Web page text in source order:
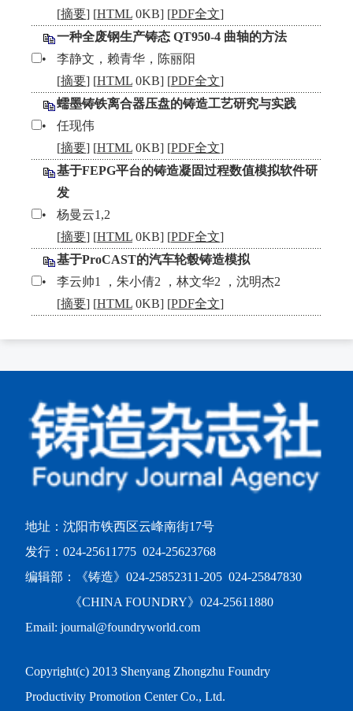
[摘要] [HTML 0KB] [PDF全文]
一种全废钢生产铸态 QT950-4 曲轴的方法
•
李静文，赖青华，陈丽阳
[摘要] [HTML 0KB] [PDF全文]
蠕墨铸铁离合器压盘的铸造工艺研究与实践
•
任现伟
[摘要] [HTML 0KB] [PDF全文]
基于FEPG平台的铸造凝固过程数值模拟软件研
发
•
杨曼云1,2
[摘要] [HTML 0KB] [PDF全文]
基于ProCAST的汽车轮毂铸造模拟
•
李云帅1 ，朱小倩2 ，林文华2 ，沈明杰2
[摘要] [HTML 0KB] [PDF全文]
地址：沈阳市铁西区云峰南街17号
发行：024-25611775 024-25623768
编辑部：《铸造》024-25852311-205 024-25847830
《CHINA FOUNDRY》024-25611880
Email: journal@foundryworld.com
Copyright(c) 2013 Shenyang Zhongzhu Foundry
Productivity Promotion Center Co., Ltd.